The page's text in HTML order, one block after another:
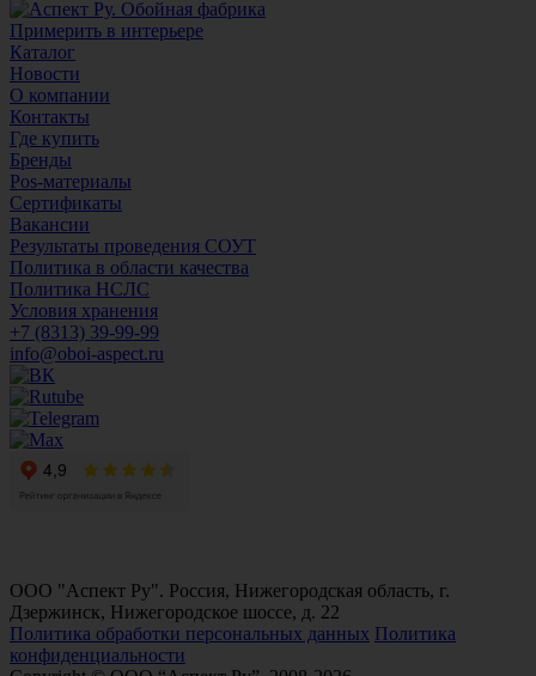
Примерить в интерьере
Каталог
Новости
О компании
Контакты
Где купить
Бренды
Pos-материалы
Сертификаты
Вакансии
Результаты проведения СОУТ
Политика в области качества
Политика НСЛС
Условия хранения
+7 (8313) 39-99-99
info@oboi-aspect.ru
ООО "Аспект Ру". Россия, Нижегородская область, г.
Дзержинск, Нижегородское шоссе, д. 22
Политика обработки персональных данных Политика
конфиденциальности